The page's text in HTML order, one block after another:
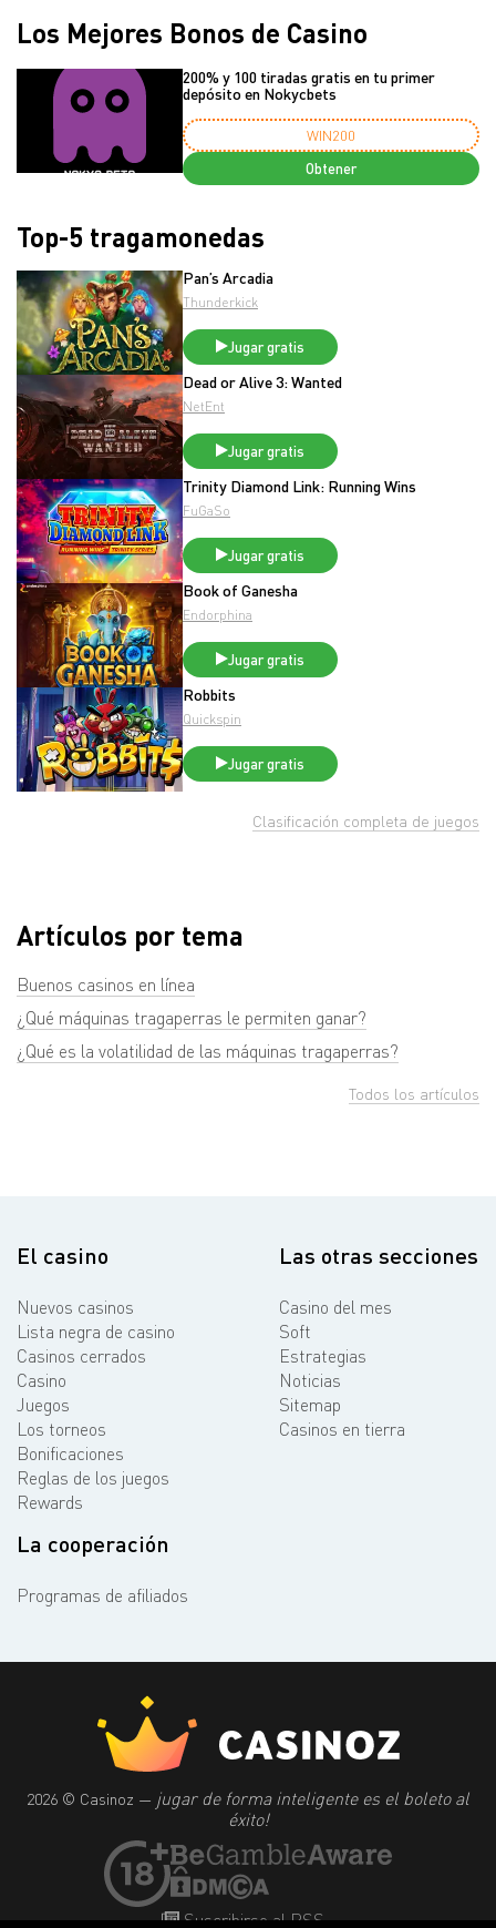
Los Mejores Bonos de Casino
200% y 100 tiradas gratis en tu primer
depósito en Nokycbets
WIN200
Obtener
Top-5 tragamonedas
Pan’s Arcadia
Thunderkick
Jugar gratis
Dead or Alive 3: Wanted
NetEnt
Jugar gratis
Trinity Diamond Link: Running Wins
FuGaSo
Jugar gratis
Book of Ganesha
Endorphina
Jugar gratis
Robbits
Quickspin
Jugar gratis
Clasificación completa de juegos
Artículos por tema
Buenos casinos en línea
¿Qué máquinas tragaperras le permiten ganar?
¿Qué es la volatilidad de las máquinas tragaperras?
Todos los artículos
El casino
Nuevos casinos
Lista negra de casino
Casinos cerrados
Casino
Juegos
Los torneos
Bonificaciones
Reglas de los juegos
Rewards
Las otras secciones
Casino del mes
Soft
Estrategias
Noticias
Sitemap
Casinos en tierra
La cooperación
Programas de afiliados
2026 © Casinoz — jugar de forma inteligente es el boleto al
éxito!
Suscribirse al RSS